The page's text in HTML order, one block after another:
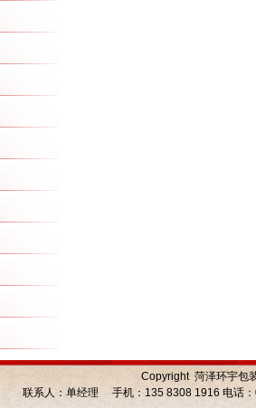
Copyright 菏泽环宇包
联系人：单经理 手机：135 8308 1916 电话